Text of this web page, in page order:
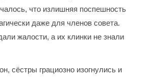
что излишняя поспешность
даже для членов совета.
жалости, а их клинки не знали
сёстры грациозно изогнулись и